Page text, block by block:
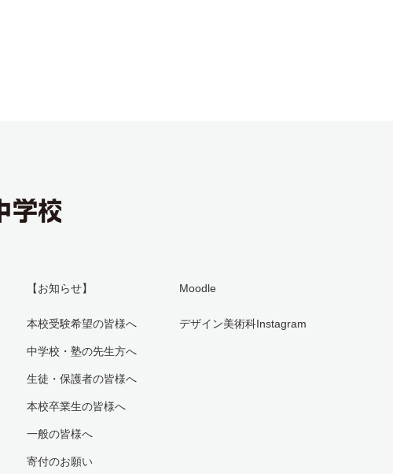
【お知らせ】
本校受験希望の皆様へ
中学校・塾の先生方へ
生徒・保護者の皆様へ
本校卒業生の皆様へ
一般の皆様へ
寄付のお願い
Moodle
デザイン美術科Instagram